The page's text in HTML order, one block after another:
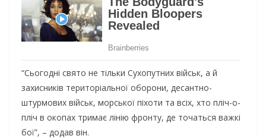
“Сьогодні свято не тільки Сухопутних військ, а й
захисників територіальної оборони, десантно-
штурмових військ, морської піхоти та всіх, хто пліч-о-
пліч в окопах тримає лінію фронту, де точаться важкі
бої”, – додав він.